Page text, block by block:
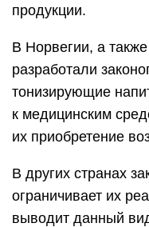
продукции.
В Норвегии, а
разработали
тонизирующие
к медицинским
их приобретение
В других странах
ограничивает их
выводит данный